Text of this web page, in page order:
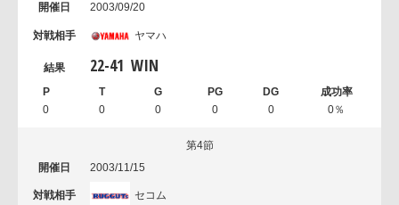
2003/09/20
ヤマハ
22-41 WIN
0 0 0 0 0 0％
第4節
2003/11/15
セコム